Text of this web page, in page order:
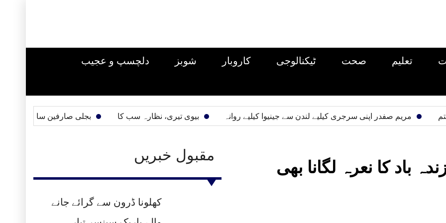
تعلیم صحت ٹیکنالوجی کاروبار شوبز دلچسپ و عجیب
مریم صفدر اپنی سرجری کیلیے لندن سے جینیوا کیلیے روانہ بیوی تیری، نظارہ سب کا بجلی صارفین سال میں ایک بار
مقبول خبریں
کھلونا ڈرون سے گرائے جانے
باد کا نعرہ لگانا بھی